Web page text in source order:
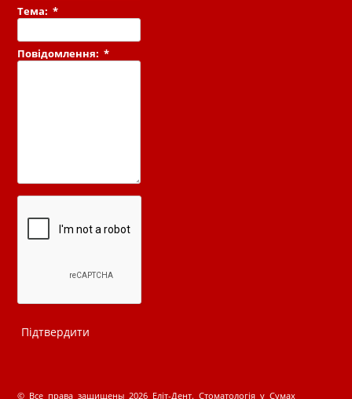
Тема:*
Повідомлення:*
© Все права защищены 2026 Еліт-Дент. Стоматологія у Сумах